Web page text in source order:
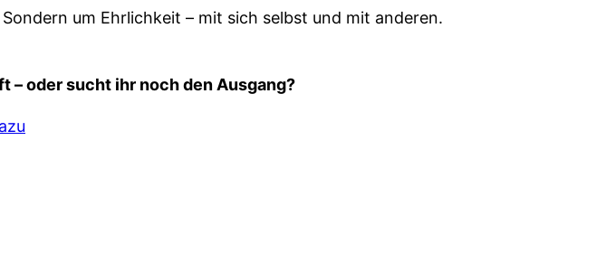
um Ehrlichkeit – mit sich selbst und mit anderen.
– oder sucht ihr noch den Ausgang?